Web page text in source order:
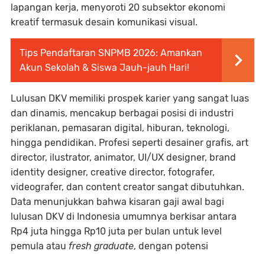
lapangan kerja, menyoroti 20 subsektor ekonomi
kreatif termasuk desain komunikasi visual.
Tips Pendaftaran SNPMB 2026: Amankan
Akun Sekolah & Siswa Jauh-jauh Hari!
Lulusan DKV memiliki prospek karier yang sangat luas
dan dinamis, mencakup berbagai posisi di industri
periklanan, pemasaran digital, hiburan, teknologi,
hingga pendidikan. Profesi seperti desainer grafis, art
director, ilustrator, animator, UI/UX designer, brand
identity designer, creative director, fotografer,
videografer, dan content creator sangat dibutuhkan.
Data menunjukkan bahwa kisaran gaji awal bagi
lulusan DKV di Indonesia umumnya berkisar antara
Rp4 juta hingga Rp10 juta per bulan untuk level
pemula atau fresh graduate, dengan potensi